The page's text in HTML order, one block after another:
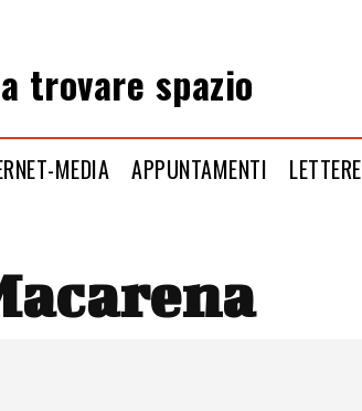
trovare spazio
MEDIA APPUNTAMENTI LETTERE